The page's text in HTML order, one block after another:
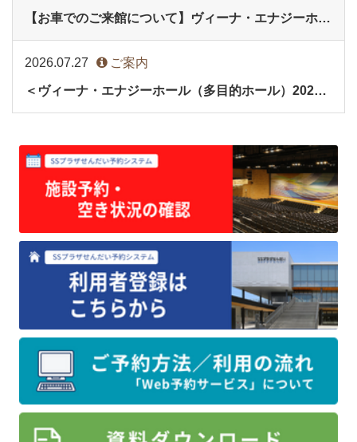
【お車でのご来館について】ヴィーナ・エナジーホール(多目的ホール)イベント時
2026.07.27 ご案内
＜ヴィーナ・エナジーホール（多目的ホール）2027年9月分・会議室2027年3月分＞の予約受付を開始します。